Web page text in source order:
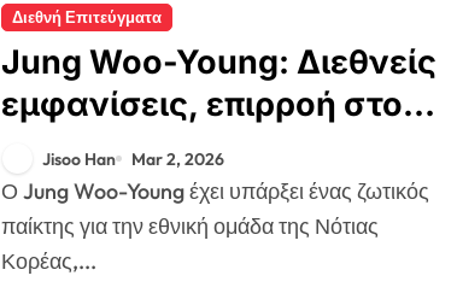
Διεθνή Επιτεύγματα
Jung Woo-Young: Διεθνείς
εμφανίσεις, επιρροή στο
Παγκόσμιο Κύπελλο,
ιστορία Κυπέλλου Ασίας
Jisoo Han Mar 2, 2026
Ο Jung Woo-Young έχει υπάρξει ένας ζωτικός
παίκτης για την εθνική ομάδα της Νότιας
Κορέας,...